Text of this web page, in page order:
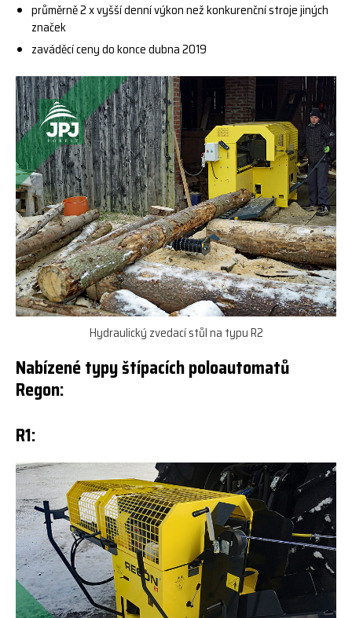
průměrně 2 x vyšší denní výkon než konkurenční stroje jiných
značek
zaváděcí ceny do konce dubna 2019
Hydraulický zvedací stůl na typu R2
Nabízené typy štípacích poloautomatů
Regon:
R1: